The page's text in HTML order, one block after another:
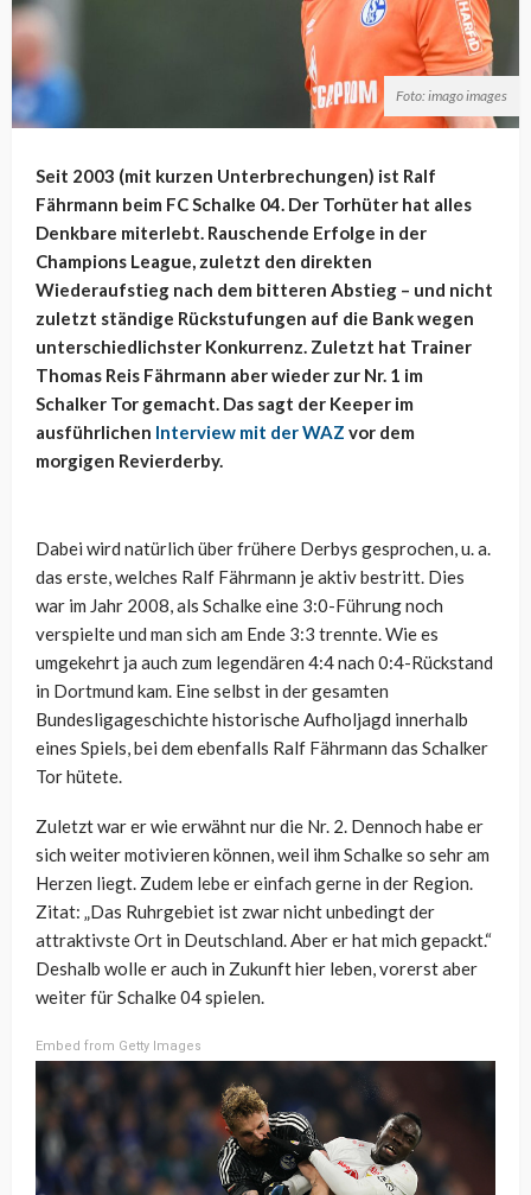
Foto: imago images
Seit 2003 (mit kurzen Unterbrechungen) ist Ralf
Fährmann beim FC Schalke 04. Der Torhüter hat alles
Denkbare miterlebt. Rauschende Erfolge in der
Champions League, zuletzt den direkten
Wiederaufstieg nach dem bitteren Abstieg – und nicht
zuletzt ständige Rückstufungen auf die Bank wegen
unterschiedlichster Konkurrenz. Zuletzt hat Trainer
Thomas Reis Fährmann aber wieder zur Nr. 1 im
Schalker Tor gemacht. Das sagt der Keeper im
ausführlichen Interview mit der WAZ vor dem
morgigen Revierderby.
Dabei wird natürlich über frühere Derbys gesprochen, u. a.
das erste, welches Ralf Fährmann je aktiv bestritt. Dies
war im Jahr 2008, als Schalke eine 3:0-Führung noch
verspielte und man sich am Ende 3:3 trennte. Wie es
umgekehrt ja auch zum legendären 4:4 nach 0:4-Rückstand
in Dortmund kam. Eine selbst in der gesamten
Bundesligageschichte historische Aufholjagd innerhalb
eines Spiels, bei dem ebenfalls Ralf Fährmann das Schalker
Tor hütete.
Zuletzt war er wie erwähnt nur die Nr. 2. Dennoch habe er
sich weiter motivieren können, weil ihm Schalke so sehr am
Herzen liegt. Zudem lebe er einfach gerne in der Region.
Zitat: „Das Ruhrgebiet ist zwar nicht unbedingt der
attraktivste Ort in Deutschland. Aber er hat mich gepackt.“
Deshalb wolle er auch in Zukunft hier leben, vorerst aber
weiter für Schalke 04 spielen.
Embed from Getty Images